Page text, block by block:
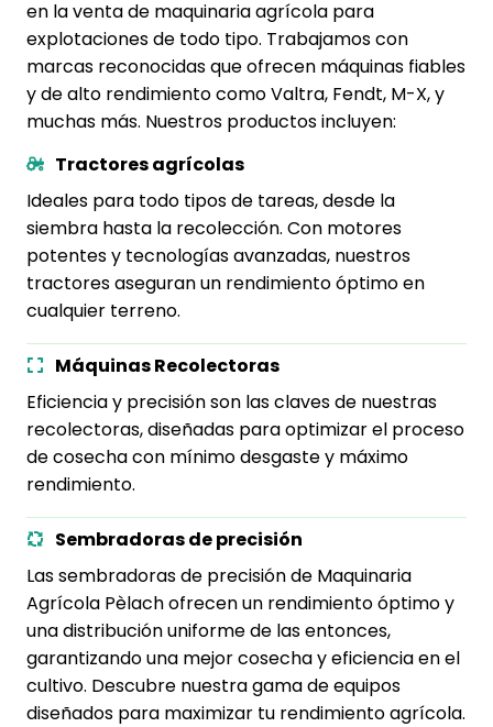
en la venta de maquinaria agrícola para
explotaciones de todo tipo. Trabajamos con
marcas reconocidas que ofrecen máquinas fiables
y de alto rendimiento como Valtra, Fendt, M-X, y
muchas más. Nuestros productos incluyen:
Tractores agrícolas
Ideales para todo tipos de tareas, desde la
siembra hasta la recolección. Con motores
potentes y tecnologías avanzadas, nuestros
tractores aseguran un rendimiento óptimo en
cualquier terreno.
Máquinas Recolectoras
Eficiencia y precisión son las claves de nuestras
recolectoras, diseñadas para optimizar el proceso
de cosecha con mínimo desgaste y máximo
rendimiento.
Sembradoras de precisión
Las sembradoras de precisión de Maquinaria
Agrícola Pèlach ofrecen un rendimiento óptimo y
una distribución uniforme de las entonces,
garantizando una mejor cosecha y eficiencia en el
cultivo. Descubre nuestra gama de equipos
diseñados para maximizar tu rendimiento agrícola.